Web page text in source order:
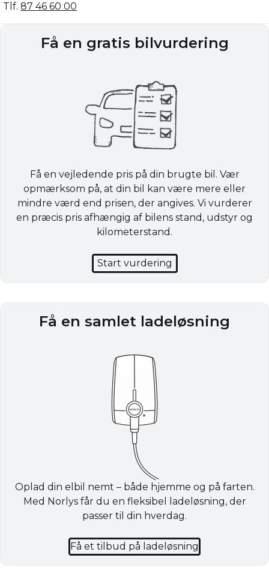
Tlf.87 46 60 00
Få en gratis bilvurdering
Få en vejledende pris på din brugte bil. Vær
opmærksom på, at din bil kan være mere eller
mindre værd end prisen, der angives. Vi vurderer
en præcis pris afhængig af bilens stand, udstyr og
kilometerstand.
Start vurdering
Få en samlet ladeløsning
Oplad din elbil nemt – både hjemme og på farten.
Med Norlys får du en fleksibel ladeløsning, der
passer til din hverdag.
Få et tilbud på ladeløsning